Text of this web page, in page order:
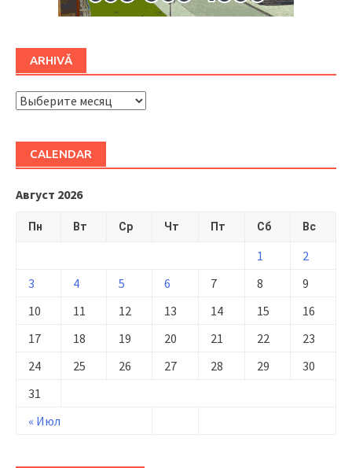
ARHIVĂ
ARHIVĂ
CALENDAR
Август 2026
Пн Вт Ср Чт Пт Сб Вс
« Июл
1
2
3
4 5 6 7 8
9
10
11 12 13 14 15
16
17
18 19 20 21 22
23
24
25 26 27 28 29
30
31